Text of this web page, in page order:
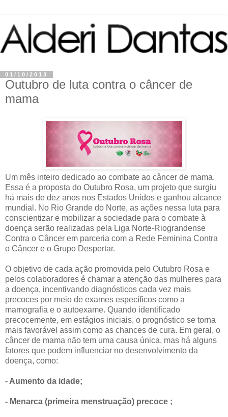
01/10/2013
Outubro de luta contra o câncer de
mama
Um mês inteiro dedicado ao combate ao câncer de mama.
Essa é a proposta do Outubro Rosa, um projeto que surgiu
há mais de dez anos nos Estados Unidos e ganhou alcance
mundial. No Rio Grande do Norte, as ações nessa luta para
conscientizar e mobilizar a sociedade para o combate à
doença serão realizadas pela Liga Norte-Riograndense
Contra o Câncer em parceria com a Rede Feminina Contra
o Câncer e o Grupo Despertar.
O objetivo de cada ação promovida pelo Outubro Rosa e
pelos colaboradores é chamar a atenção das mulheres para
a doença, incentivando diagnósticos cada vez mais
precoces por meio de exames específicos como a
mamografia e o autoexame. Quando identificado
precocemente, em estágios iniciais, o prognóstico se torna
mais favorável assim como as chances de cura. Em geral, o
câncer de mama não tem uma causa única, mas há alguns
fatores que podem influenciar no desenvolvimento da
doença, como:
- Aumento da idade;
- Menarca (primeira menstruação) precoce ;